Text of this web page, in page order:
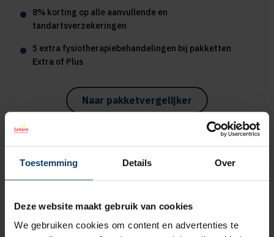
Toestemming Details Over
Deze website maakt gebruik van cookies
We gebruiken cookies om content en advertenties te
8% korting op alle aanvullende en
tandartsverzekeringen
5 extra fysiotherapiebehandelingen bij pakketten
Extra of Plus
Naar pakketvergelijker
Sportmedisch advies
Vergoeding tot €125 per kalenderjaar bij pakket Plus